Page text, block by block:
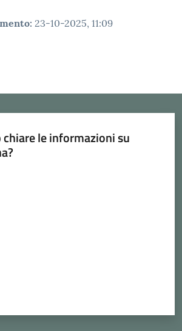
: 23-10-2025, 11:09
chiare le informazioni su